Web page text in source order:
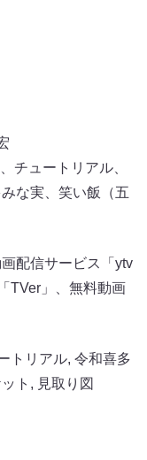
チュートリアル、
な実、笑い飯（五
配信サービス「ytv
TVer」、無料動画
トリアル, 令和喜多
ト , 見取り図